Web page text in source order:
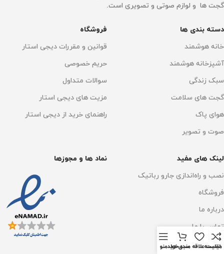
زمان شارژ 3 الی 4 ساعت
900 میلی لیتر
جاروکشی و تی کشی
خشک کن پد تی کشی
تی کشی لبه ها دارد
حجم مخزن آب کثیف
تخلیه خودکار زباله
نوع برس
برس ضد گره با تکنولوژی
DuoRoller
زمان شارژ 3 الی 4 ساعت
حجم مخزن آب تمیز
گجت ها و لوازم صوتی و تصویری است.
دسته بندی ها
خانه هوشمند
آشپزخانه هوشمند
سبک زندگی
گجت های سلامت
هوای پاک
صوت و تصویر
فروشگاه
قوانین و مقررات دیجی استار
حریم خصوصی
سوالات متداول
مزیت های دیجی استار
راهنمای خرید از دیجی استار
لینک های مفید
نصب و راه‌اندازی جارو رباتیک
فروشگاه
درباره ما
تماس با ما
وبلاگ
نماد ها و مجوزها
مقايسه
لیست علاقه مندی ها
سبد خریدمنو